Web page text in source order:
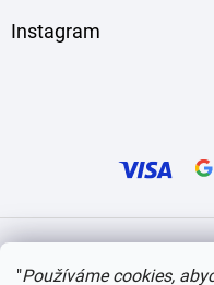
"Používáme cookies,
Instagram